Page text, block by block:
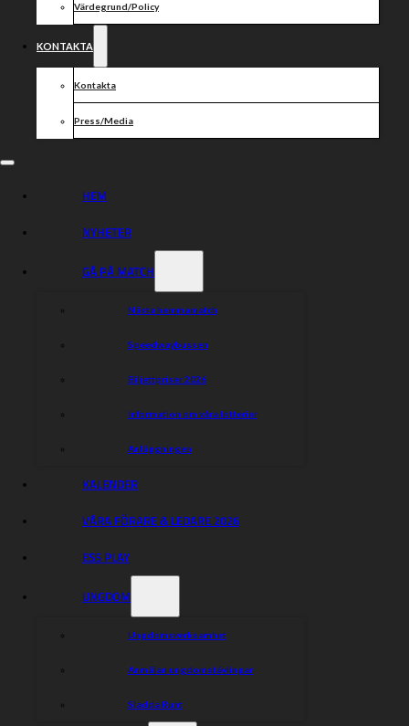
Värdegrund/Policy
KONTAKTA
Kontakta
Press/Media
HEM
NYHETER
GÅ PÅ MATCH
Nästa hemmamatch
Speedwaybussen
Biljettpriser 2026
Information om våra lotterier
Anläggningen
KALENDER
VÅRA FÖRARE & LEDARE 2026
ESS PLAY
UNGDOM
Ungdomsverksamhet
Anmälan ungdomstävlingar
Sladda Runt
Tisdag 11 augusti